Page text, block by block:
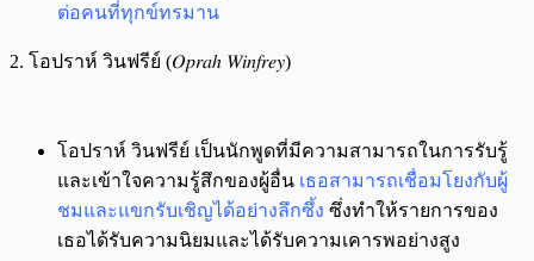
ต่อคนที่ทุกข์ทรมาน
2. โอปราห์ วินฟรีย์ (𝑂𝑝𝑟𝑎ℎ 𝑊𝑖𝑛𝑓𝑟𝑒𝑦)
โอปราห์ วินฟรีย์ เป็นนักพูดที่มีความสามารถในการรับรู้
และเข้าใจความรู้สึกของผู้อื่น เธอสามารถเชื่อมโยงกับผู้
ชมและแขกรับเชิญได้อย่างลึกซึ้ง ซึ่งทำให้รายการของ
เธอได้รับความนิยมและได้รับความเคารพอย่างสูง